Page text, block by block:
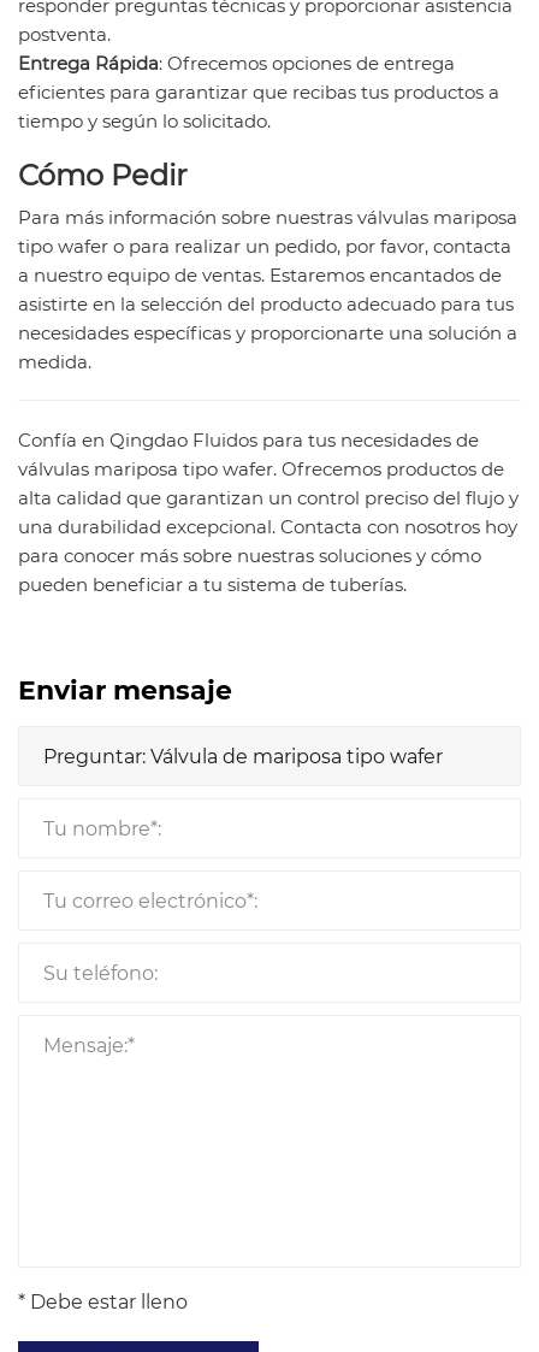
responder preguntas técnicas y proporcionar asistencia
postventa.
Entrega Rápida: Ofrecemos opciones de entrega
eficientes para garantizar que recibas tus productos a
tiempo y según lo solicitado.
Cómo Pedir
Para más información sobre nuestras válvulas mariposa
tipo wafer o para realizar un pedido, por favor, contacta
a nuestro equipo de ventas. Estaremos encantados de
asistirte en la selección del producto adecuado para tus
necesidades específicas y proporcionarte una solución a
medida.
Confía en Qingdao Fluidos para tus necesidades de
válvulas mariposa tipo wafer. Ofrecemos productos de
alta calidad que garantizan un control preciso del flujo y
una durabilidad excepcional. Contacta con nosotros hoy
para conocer más sobre nuestras soluciones y cómo
pueden beneficiar a tu sistema de tuberías.
Enviar mensaje
* Debe estar lleno